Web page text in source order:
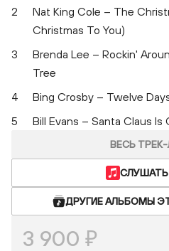
2
Nat King Cole – The
Christmas To You)
3
Brenda Lee – Rockin'
Tree
4 Bing Crosby – Twelve
5
Bill Evans – Santa Claus
ВЕСЬ
ДРУГИЕ АЛЬБОМЫ
3 900 ₽